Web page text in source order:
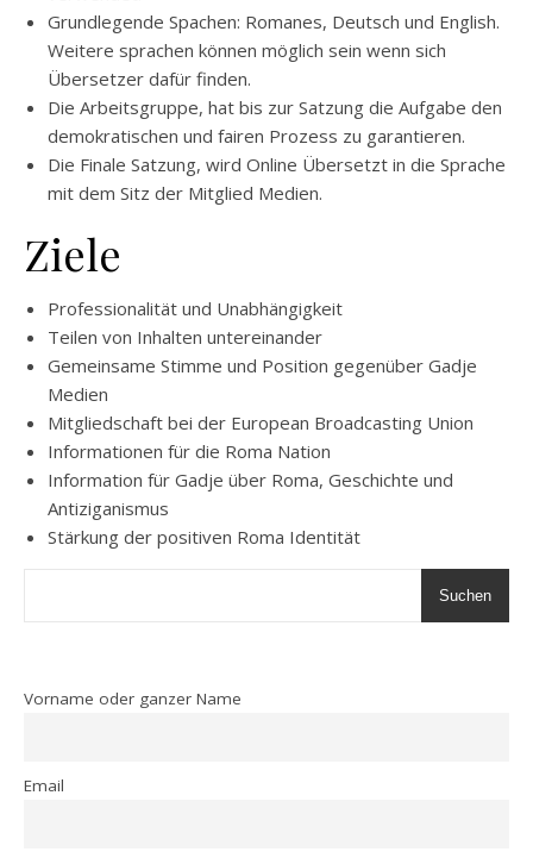
Grundlegende Spachen: Romanes, Deutsch und English.
Weitere sprachen können möglich sein wenn sich
Übersetzer dafür finden.
Die Arbeitsgruppe, hat bis zur Satzung die Aufgabe den
demokratischen und fairen Prozess zu garantieren.
Die Finale Satzung, wird Online Übersetzt in die Sprache
mit dem Sitz der Mitglied Medien.
Ziele
Professionalität und Unabhängigkeit
Teilen von Inhalten untereinander
Gemeinsame Stimme und Position gegenüber Gadje
Medien
Mitgliedschaft bei der European Broadcasting Union
Informationen für die Roma Nation
Information für Gadje über Roma, Geschichte und
Antiziganismus
Stärkung der positiven Roma Identität
Suchen
Vorname oder ganzer Name
Email